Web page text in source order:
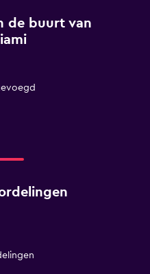
de buurt van